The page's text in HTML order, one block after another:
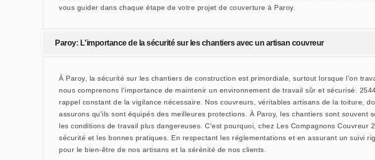
vous guider dans chaque étape de votre projet de couverture à Paroy.
Paroy: L'importance de la sécurité sur les chantiers avec un artisan couvreur
À Paroy, la sécurité sur les chantiers de construction est primordiale, surtout lorsque l'on
nous comprenons l'importance de maintenir un environnement de travail sûr et sécurisé.
rappel constant de la vigilance nécessaire. Nos couvreurs, véritables artisans de la toiture,
assurons qu'ils sont équipés des meilleures protections. À Paroy, les chantiers sont
les conditions de travail plus dangereuses. C'est pourquoi, chez Les Compagnons
sécurité et les bonnes pratiques. En respectant les réglementations et en assurant un suivi
pour le bien-être de nos artisans et la sérénité de nos clients.